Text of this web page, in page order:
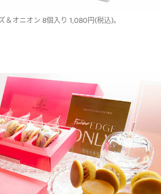
＆オニオン 8個入り 1,080円(税込)。